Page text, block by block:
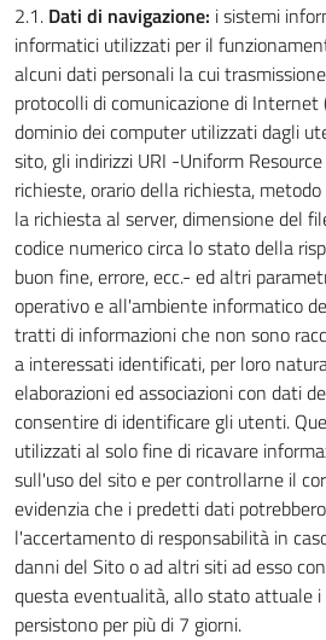
2.1. Dati di navigazione: i sistemi
informatici utilizzati per il
alcuni dati personali la cui
protocolli di comunicazione di Internet
dominio dei computer utilizzati dagli
sito, gli indirizzi URI -Uniform
richieste, orario della richiesta,
la richiesta al server, dimensione del
codice numerico circa lo stato della
buon fine, errore, ecc.- ed altri
operativo e all'ambiente informatico
tratti di informazioni che non sono
a interessati identificati, per loro
elaborazioni ed associazioni con dati
consentire di identificare gli utenti.
utilizzati al solo fine di ricavare
sull'uso del sito e per controllarne il
evidenzia che i predetti dati
l'accertamento di responsabilità in
danni del Sito o ad altri siti ad esso
questa eventualità, allo stato attuale
persistono per più di 7 giorni.